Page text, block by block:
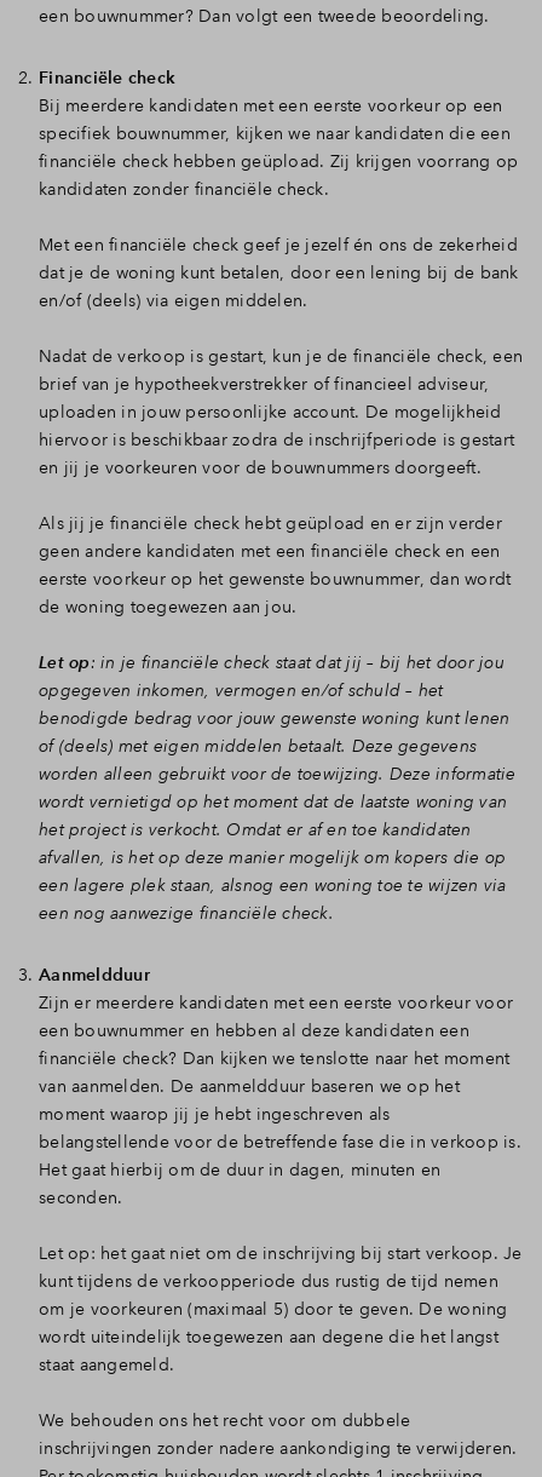
Inloggen
een bouwnummer? Dan volgt een tweede beoordeling.
Financiële check
Bij meerdere kandidaten met een eerste voorkeur op een
specifiek bouwnummer, kijken we naar kandidaten die een
financiële check hebben geüpload. Zij krijgen voorrang op
kandidaten zonder financiële check.
Met een financiële check geef je jezelf én ons de zekerheid
dat je de woning kunt betalen, door een lening bij de bank
en/of (deels) via eigen middelen.
Nadat de verkoop is gestart, kun je de financiële check, een
brief van je hypotheekverstrekker of financieel adviseur,
uploaden in jouw persoonlijke account. De mogelijkheid
hiervoor is beschikbaar zodra de inschrijfperiode is gestart
en jij je voorkeuren voor de bouwnummers doorgeeft.
Als jij je financiële check hebt geüpload en er zijn verder
geen andere kandidaten met een financiële check en een
eerste voorkeur op het gewenste bouwnummer, dan wordt
de woning toegewezen aan jou.
Let op: in je financiële check staat dat jij – bij het door jou
opgegeven inkomen, vermogen en/of schuld – het
benodigde bedrag voor jouw gewenste woning kunt lenen
of (deels) met eigen middelen betaalt. Deze gegevens
worden alleen gebruikt voor de toewijzing. Deze informatie
wordt vernietigd op het moment dat de laatste woning van
het project is verkocht. Omdat er af en toe kandidaten
afvallen, is het op deze manier mogelijk om kopers die op
een lagere plek staan, alsnog een woning toe te wijzen via
een nog aanwezige financiële check.
Aanmeldduur
Zijn er meerdere kandidaten met een eerste voorkeur voor
een bouwnummer en hebben al deze kandidaten een
financiële check? Dan kijken we tenslotte naar het moment
van aanmelden. De aanmeldduur baseren we op het
moment waarop jij je hebt ingeschreven als
belangstellende voor de betreffende fase die in verkoop is.
Het gaat hierbij om de duur in dagen, minuten en
seconden.
Let op: het gaat niet om de inschrijving bij start verkoop. Je
kunt tijdens de verkoopperiode dus rustig de tijd nemen
om je voorkeuren (maximaal 5) door te geven. De woning
wordt uiteindelijk toegewezen aan degene die het langst
staat aangemeld.
We behouden ons het recht voor om dubbele
inschrijvingen zonder nadere aankondiging te verwijderen.